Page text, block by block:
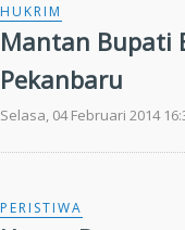
HUKRIM
Mantan Bupati
Pekanbaru
Selasa, 04 Februari 2014
PERISTIWA